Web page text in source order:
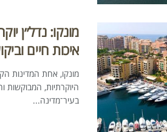
מונקו: נדל״ן
איכות חיים
מונקו, אחת המדינות
היוקרתיות, המבוקשות
בעיר־מדינה...